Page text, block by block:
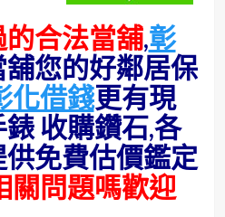
合法當舖,彰
您的好鄰居保
化借錢更有現
收購鑽石,各
免費估價鑑定
關問題嗎歡迎